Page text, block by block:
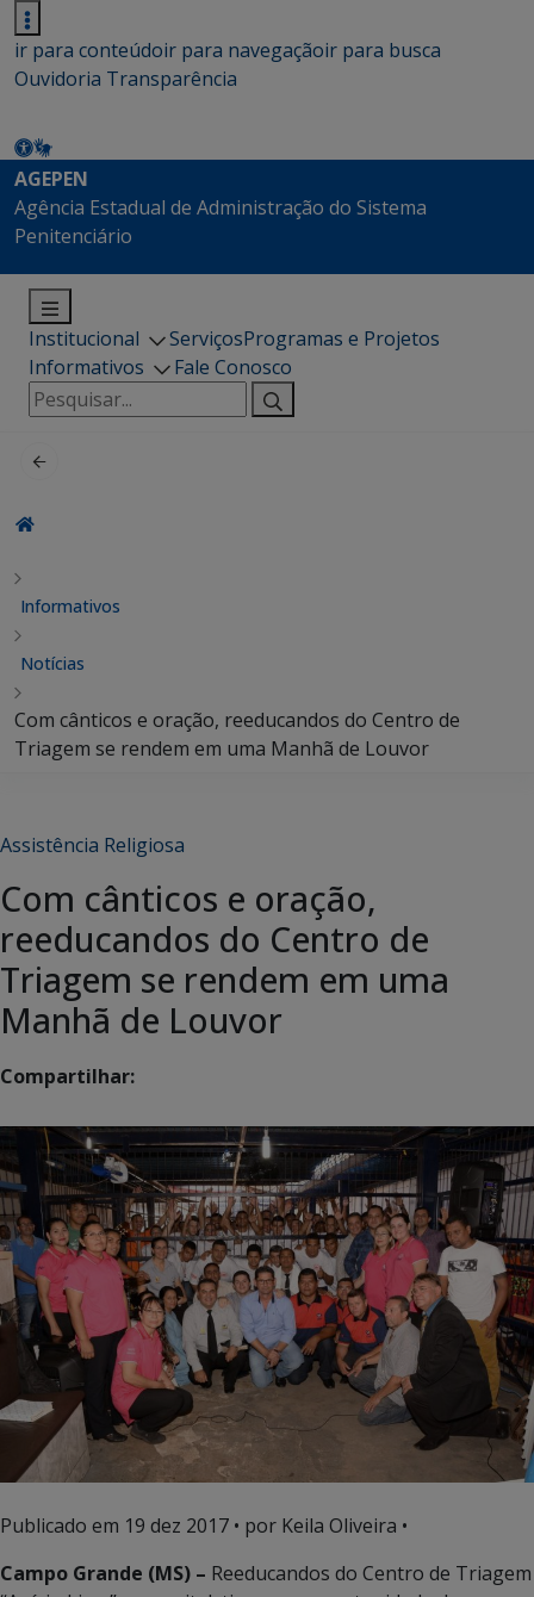
ir para conteúdoir para navegaçãoir para busca
Ouvidoria Transparência
AGEPEN
Agência Estadual de Administração do Sistema
Penitenciário
Institucional ServiçosProgramas e Projetos
Informativos
Fale Conosco
Pesquisar
por:
Informativos
Notícias
Com cânticos e oração, reeducandos do Centro de
Triagem se rendem em uma Manhã de Louvor
Assistência Religiosa
Com cânticos e oração,
reeducandos do Centro de
Triagem se rendem em uma
Manhã de Louvor
Compartilhar:
Publicado em 19 dez 2017 • por Keila Oliveira •
Campo Grande (MS) – Reeducandos do Centro de Triagem